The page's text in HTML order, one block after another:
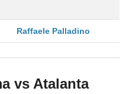
Raffaele Palladino
vs Atalanta